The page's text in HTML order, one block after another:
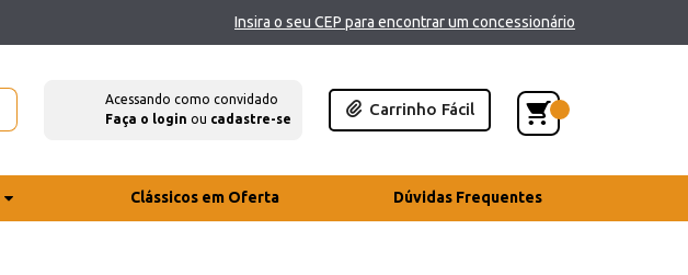
Insira o seu CEP para encontrar um concessionário
Acessando como convidado
Faça o login ou cadastre-se
Carrinho Fácil
Clássicos em Oferta Dúvidas Frequentes